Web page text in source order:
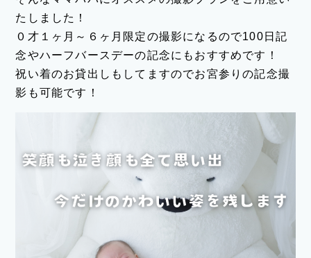
たしました！
０才１ヶ月～６ヶ月限定の撮影になるので100日記
念やハーフバースデーの記念にもおすすめです！
祝い着のお貸出しもしてますのでお宮参りの記念撮
影も可能です！